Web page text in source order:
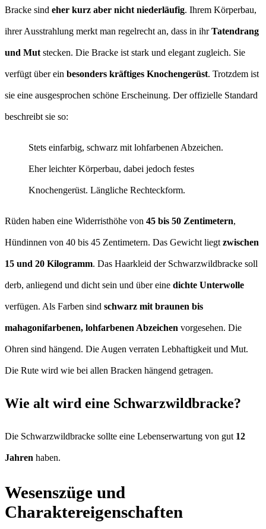
Bracke sind eher kurz aber nicht niederläufig. Ihrem Körperbau,
ihrer Ausstrahlung merkt man regelrecht an, dass in ihrTatendrang
und Mutstecken. Die Bracke ist stark und elegant zugleich. Sie
verfügt über ein besonders kräftiges Knochengerüst. Trotzdem ist
sie eine ausgesprochen schöne Erscheinung. Der offizielle Standard
beschreibt sie so:
Stets einfarbig, schwarz mit lohfarbenen Abzeichen.
Eher leichter Körperbau, dabei jedoch festes
Knochengerüst. Längliche Rechteckform.
Rüden haben eine Widerristhöhe von 45 bis 50 Zentimetern,
Hündinnen von 40 bis 45 Zentimetern. Das Gewicht liegtzwischen
15 und 20 Kilogramm. Das Haarkleid der Schwarzwildbracke soll
derb, anliegend und dicht sein und über eine dichte Unterwolle
verfügen. Als Farben sind schwarz mit braunen bis
mahagonifarbenen, lohfarbenen Abzeichen vorgesehen. Die
Ohren sind hängend. Die Augen verraten Lebhaftigkeit und Mut.
Die Rute wird wie bei allen Bracken hängend getragen.
Wie alt wird eine Schwarzwildbracke?
Die Schwarzwildbracke sollte eine Lebenserwartung von gut 12
Jahren haben.
Wesenszüge und
Charaktereigenschaften